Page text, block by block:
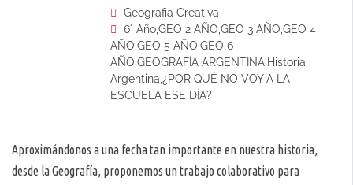
Geografia Creativa
6° Año,GEO 2 AÑO,GEO 3 AÑO,GEO 4
AÑO,GEO 5 AÑO,GEO 6
AÑO,GEOGRAFÍA ARGENTINA,Historia
Argentina,¿POR QUÉ NO VOY A LA
ESCUELA ESE DÍA?
Aproximándonos a una fecha tan importante en nuestra historia,
desde la Geografía, proponemos un trabajo colaborativo para